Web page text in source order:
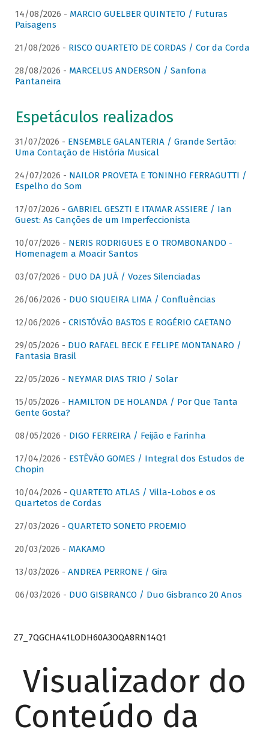
14/08/2026 - MARCIO GUELBER QUINTETO / Futuras
Paisagens
21/08/2026 - RISCO QUARTETO DE CORDAS / Cor da Corda
28/08/2026 - MARCELUS ANDERSON / Sanfona
Pantaneira
Espetáculos realizados
31/07/2026 - ENSEMBLE GALANTERIA / Grande Sertão:
Uma Contação de História Musical
24/07/2026 - NAILOR PROVETA E TONINHO FERRAGUTTI /
Espelho do Som
17/07/2026 - GABRIEL GESZTI E ITAMAR ASSIERE / Ian
Guest: As Canções de um Imperfeccionista
10/07/2026 - NERIS RODRIGUES E O TROMBONANDO -
Homenagem a Moacir Santos
03/07/2026 - DUO DA JUÁ / Vozes Silenciadas
26/06/2026 - DUO SIQUEIRA LIMA / Confluências
12/06/2026 - CRISTÓVÃO BASTOS E ROGÉRIO CAETANO
29/05/2026 - DUO RAFAEL BECK E FELIPE MONTANARO /
Fantasia Brasil
22/05/2026 - NEYMAR DIAS TRIO / Solar
15/05/2026 - HAMILTON DE HOLANDA / Por Que Tanta
Gente Gosta?
08/05/2026 - DIGO FERREIRA / Feijão e Farinha
17/04/2026 - ESTÊVÃO GOMES / Integral dos Estudos de
Chopin
10/04/2026 - QUARTETO ATLAS / Villa-Lobos e os
Quartetos de Cordas
27/03/2026 - QUARTETO SONETO PROEMIO
20/03/2026 - MAKAMO
13/03/2026 - ANDREA PERRONE / Gira
06/03/2026 - DUO GISBRANCO / Duo Gisbranco 20 Anos
Z7_7QGCHA41LODH60A3OQA8RN14Q1
Visualizador do
Conteúdo da